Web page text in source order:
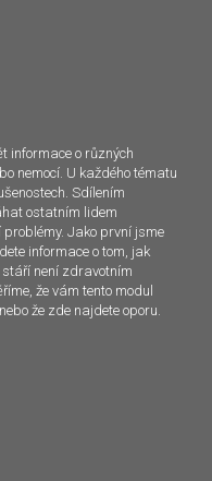
informace o různých
nemocí. U každého tématu
Sdílením
ostatním lidem
Jako první jsme
informace o tom, jak
není zdravotním
že vám tento modul
že zde najdete oporu.